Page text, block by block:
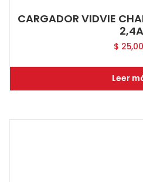
CARGADOR VIDVIE
2,4A
$
Leer